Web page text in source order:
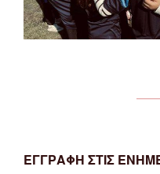
ΕΓΓΡΑΦΗ ΣΤΙΣ